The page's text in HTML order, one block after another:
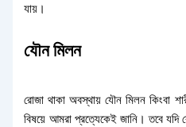
যায়।
যৌন মিলন
রোজা থাকা অবস্থায় যৌন মিলন কিংবা
বিষয়ে আমরা প্রত্যেকেই জানি। তবে